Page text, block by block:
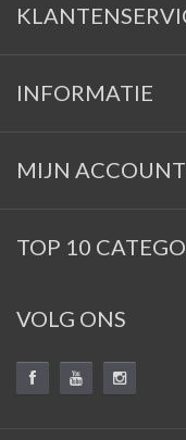
INFORMATIE
MIJN ACCOUNT
TOP 10
VOLG ONS